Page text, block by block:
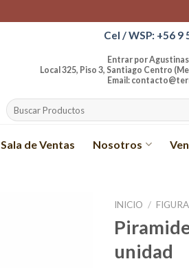
Cel / WSP: +56 9
Entrar por Agustinas 972 o
Local 325, Piso 3, Santiago Centro
Email:
Buscar
por:
Sala de Ventas Nosotros
INICIO /
unidad